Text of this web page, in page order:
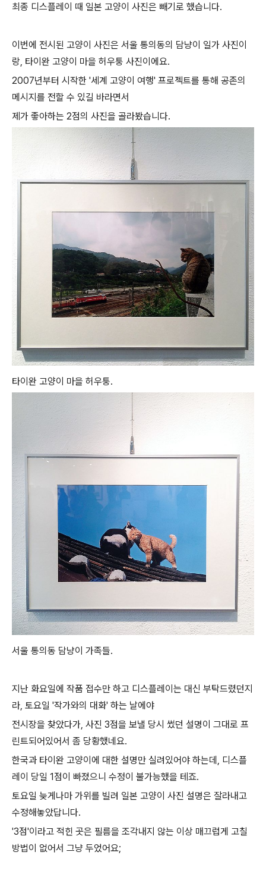
최종 디스플레이 때 일본 고양이 사진은 빼기로 했습니다.
이번에 전시된 고양이 사진은 서울 통의동의 담냥이 일가 사진이
랑, 타이완 고양이 마을 허우퉁 사진이에요.
2007년부터 시작한 '세계 고양이 여행' 프로젝트를 통해 공존의
메시지를 전할 수 있길 바라면서
제가 좋아하는 2점의 사진을 골라봤습니다.
타이완 고양이 마을 허우퉁.
서울 통의동 담냥이 가족들.
지난 화요일에 작품 접수만 하고 디스플레이는 대신 부탁드렸던지
라, 토요일 '작가와의 대화' 하는 날에야
전시장을 찾았다가, 사진 3점을 보낼 당시 썼던 설명이 그대로 프
린트되어있어서 좀 당황했네요.
한국과 타이완 고양이에 대한 설명만 실려있어야 하는데, 디스플
레이 당일 1점이 빠졌으니 수정이 불가능했을 테죠.
토요일 늦게나마 가위를 빌려 일본 고양이 사진 설명은 잘라내고
수정해놓았답니다.
'3점'이라고 적힌 곳은 필름을 조각내지 않는 이상 매끄럽게 고칠
방법이 없어서 그냥 두었어요;